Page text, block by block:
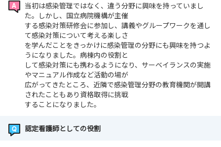
当初は感染管理ではなく、違う分野に興味を持っていまし
た。しかし、国立病院機構が主催
する感染対策研修会に参加し、講義やグループワークを通し
て感染対策について考える楽しさ
を学んだことをきっかけに感染管理の分野にも興味を持つよ
うになりました。病棟内の役割と
して感染対策にも携わるようになり、サーベイランスの実施
やマニュアル作成など活動の場が
広がってきたところ、近隣で感染管理分野の教育機関が開講
されたこともあり資格取得に挑戦
することになりました。
認定看護師としての役割